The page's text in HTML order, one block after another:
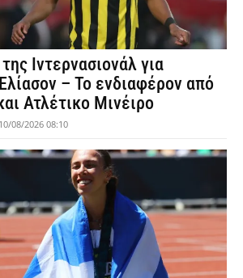
Ιντερνασιονάλ για
– Το ενδιαφέρον από
Ατλέτικο Μινέιρο
10/08/2026 08:10